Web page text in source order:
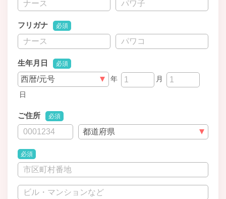
フリガナ 必須
生年月日 必須
年
月
日
ご住所 必須
必須